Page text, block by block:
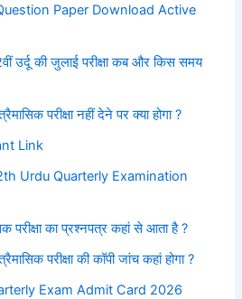
Paper Download Active
उर्दू की जुलाई परीक्षा कब और किस समय
परीक्षा नहीं देने पर क्या होगा ?
Link
Urdu Quarterly Examination
परीक्षा का प्रश्नपत्र कहां से आता है ?
परीक्षा की कॉपी जांच कहां होगा ?
Exam Admit Card 2026